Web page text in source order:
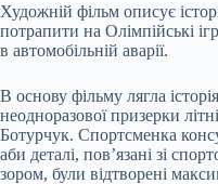
Художній фільм описує
потрапити на Олімпійські
в автомобільній аварії.
В основу фільму лягла
неодноразової призерки
Ботурчук. Спортсменка
аби деталі, пов’язані зі
зором, були відтворені